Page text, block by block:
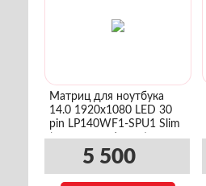
Матриц для ноутбука
14.0 1920x1080 LED 30
pin LP140WF1-SPU1 Slim
(уши сверху/снизу)
5 500